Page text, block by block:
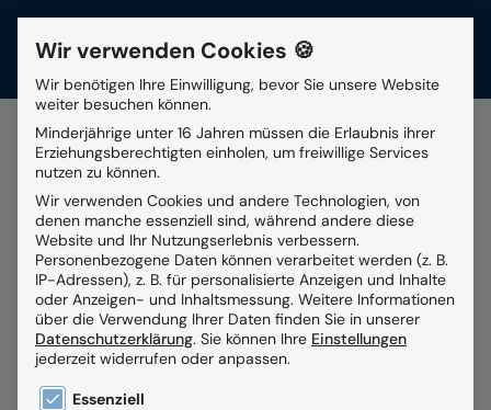
Suchfeld
Suchen
Alle Beiträge mit dem
SchlagwortForschung
Wir verwenden Cookies 🍪
Wir benötigen Ihre Einwilligung, bevor Sie unsere Website
weiter besuchen können.
Minderjährige unter 16 Jahren müssen die Erlaubnis ihrer
Erziehungsberechtigten einholen, um freiwillige Services
nutzen zu können.
Wir verwenden Cookies und andere Technologien, von
denen manche essenziell sind, während andere diese
Website und Ihr Nutzungserlebnis verbessern.
Personenbezogene Daten können verarbeitet werden (z. B.
IP-Adressen), z. B. für personalisierte Anzeigen und Inhalte
oder Anzeigen- und Inhaltsmessung. Weitere Informationen
über die Verwendung Ihrer Daten finden Sie in unserer
Datenschutzerklärung. Sie können Ihre Einstellungen
jederzeit widerrufen oder anpassen.
Es folgt eine Liste der Service-Gruppen, für die
Essenziell